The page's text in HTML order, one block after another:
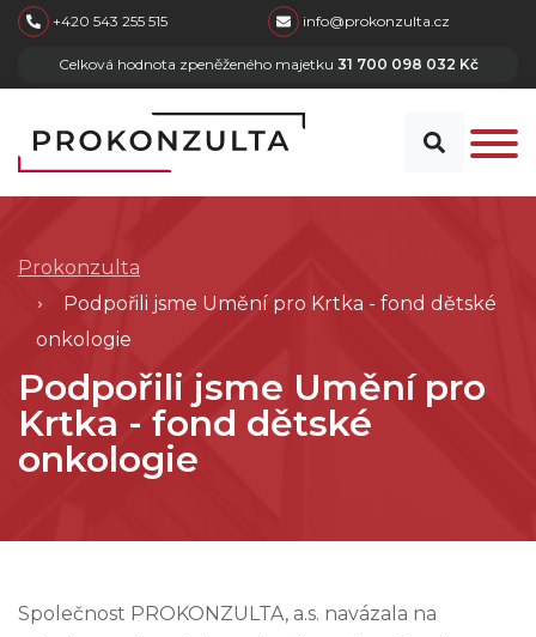
skip to main content
+420 543 255 515 info@prokonzulta.cz
Celková hodnota zpeněženého majetku 31 700 098 032 Kč
Prokonzulta
Podpořili jsme Umění pro Krtka - fond dětské
onkologie
Podpořili jsme Umění pro
Krtka - fond dětské
onkologie
Společnost PROKONZULTA, a.s. navázala na